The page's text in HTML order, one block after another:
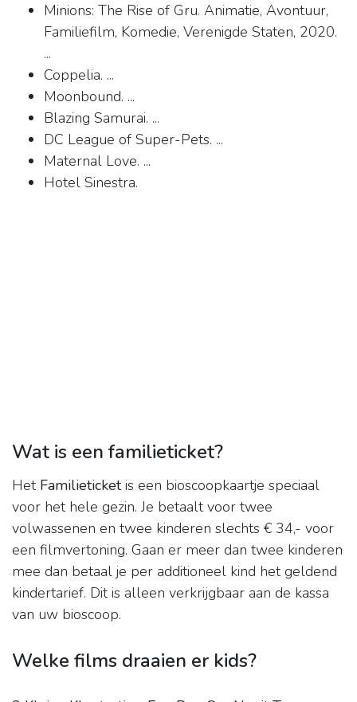
Minions: The Rise of Gru. Animatie, Avontuur,
Familiefilm, Komedie, Verenigde Staten, 2020.
...
Coppelia. ...
Moonbound. ...
Blazing Samurai. ...
DC League of Super-Pets. ...
Maternal Love. ...
Hotel Sinestra.
Wat is een familieticket?
Het Familieticketis een bioscoopkaartje speciaal
voor het hele gezin. Je betaalt voor twee
volwassenen en twee kinderen slechts € 34,- voor
een filmvertoning. Gaan er meer dan twee kinderen
mee dan betaal je per additioneel kind het geldend
kindertarief. Dit is alleen verkrijgbaar aan de kassa
van uw bioscoop.
Welke films draaien er kids?